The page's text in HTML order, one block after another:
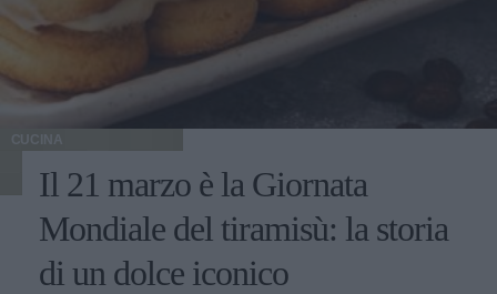
CUCINA
Il 21 marzo è la Giornata
Mondiale del tiramisù: la storia
di un dolce iconico